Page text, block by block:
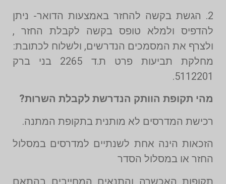
2. הגשת בקשה להחזר באמצעות הדואר- ניתן
להדפיס ולמלא טופס בקשה לקבלת החזר ,
ולצרף את המסמכים הנדרשים, ולשלוח לכתובת:
מחלקת תביעות פרט ת.ד 2265 בני ברק
5112201.
מהי תקופת הוותק הנדרשת לקבלת השרות?
רכישת המדרסים לא מותנית בתקופת המתנה.
הזכאות הינה אחת לשנתיים למדרסים במסלול
החזר או במסלול הסדר
תקופות האכשרה והתנאים המחייבים בהתאם